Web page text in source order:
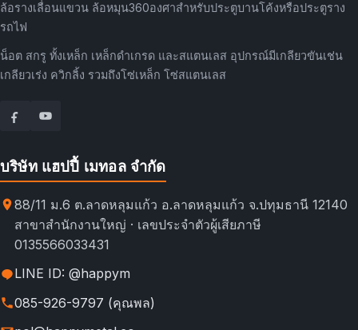
ล้อรางเลื่อนแขวน ล้อหมุน360องศาสำหรับประตูบานโค้งหรือประตูราง
รถไฟ
น็อต สกรู ทั้งเหล็ก เหล็กดำเกรด และสแตนเลส อุปกรณ์มีเกลียวขันเช่น
เกลียวเร่ง ควิกลิ้ง รวมถึงโซ่เหล็ก โซ่สแตนเลส
บริษัท แฮปปี้ เมทอล จำกัด
88/11 ม.6 ต.ลาดหลุมแก้ว อ.ลาดหลุมแก้ว จ.ปทุมธานี 12140
สาขาสำนักงานใหญ่ · เลขประจำตัวผู้เสียภาษี
0135566033431
LINE ID: @happym
085-926-9797 (คุณพล)